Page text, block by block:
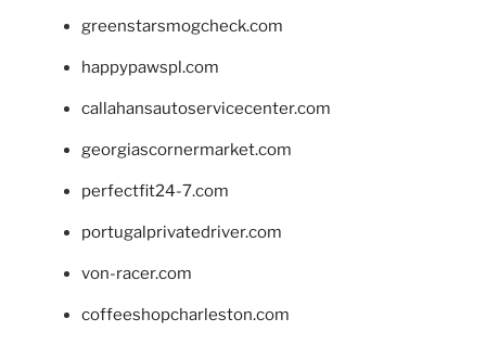
greenstarsmogcheck.com
happypawspl.com
callahansautoservicecenter.com
georgiascornermarket.com
perfectfit24-7.com
portugalprivatedriver.com
von-racer.com
coffeeshopcharleston.com